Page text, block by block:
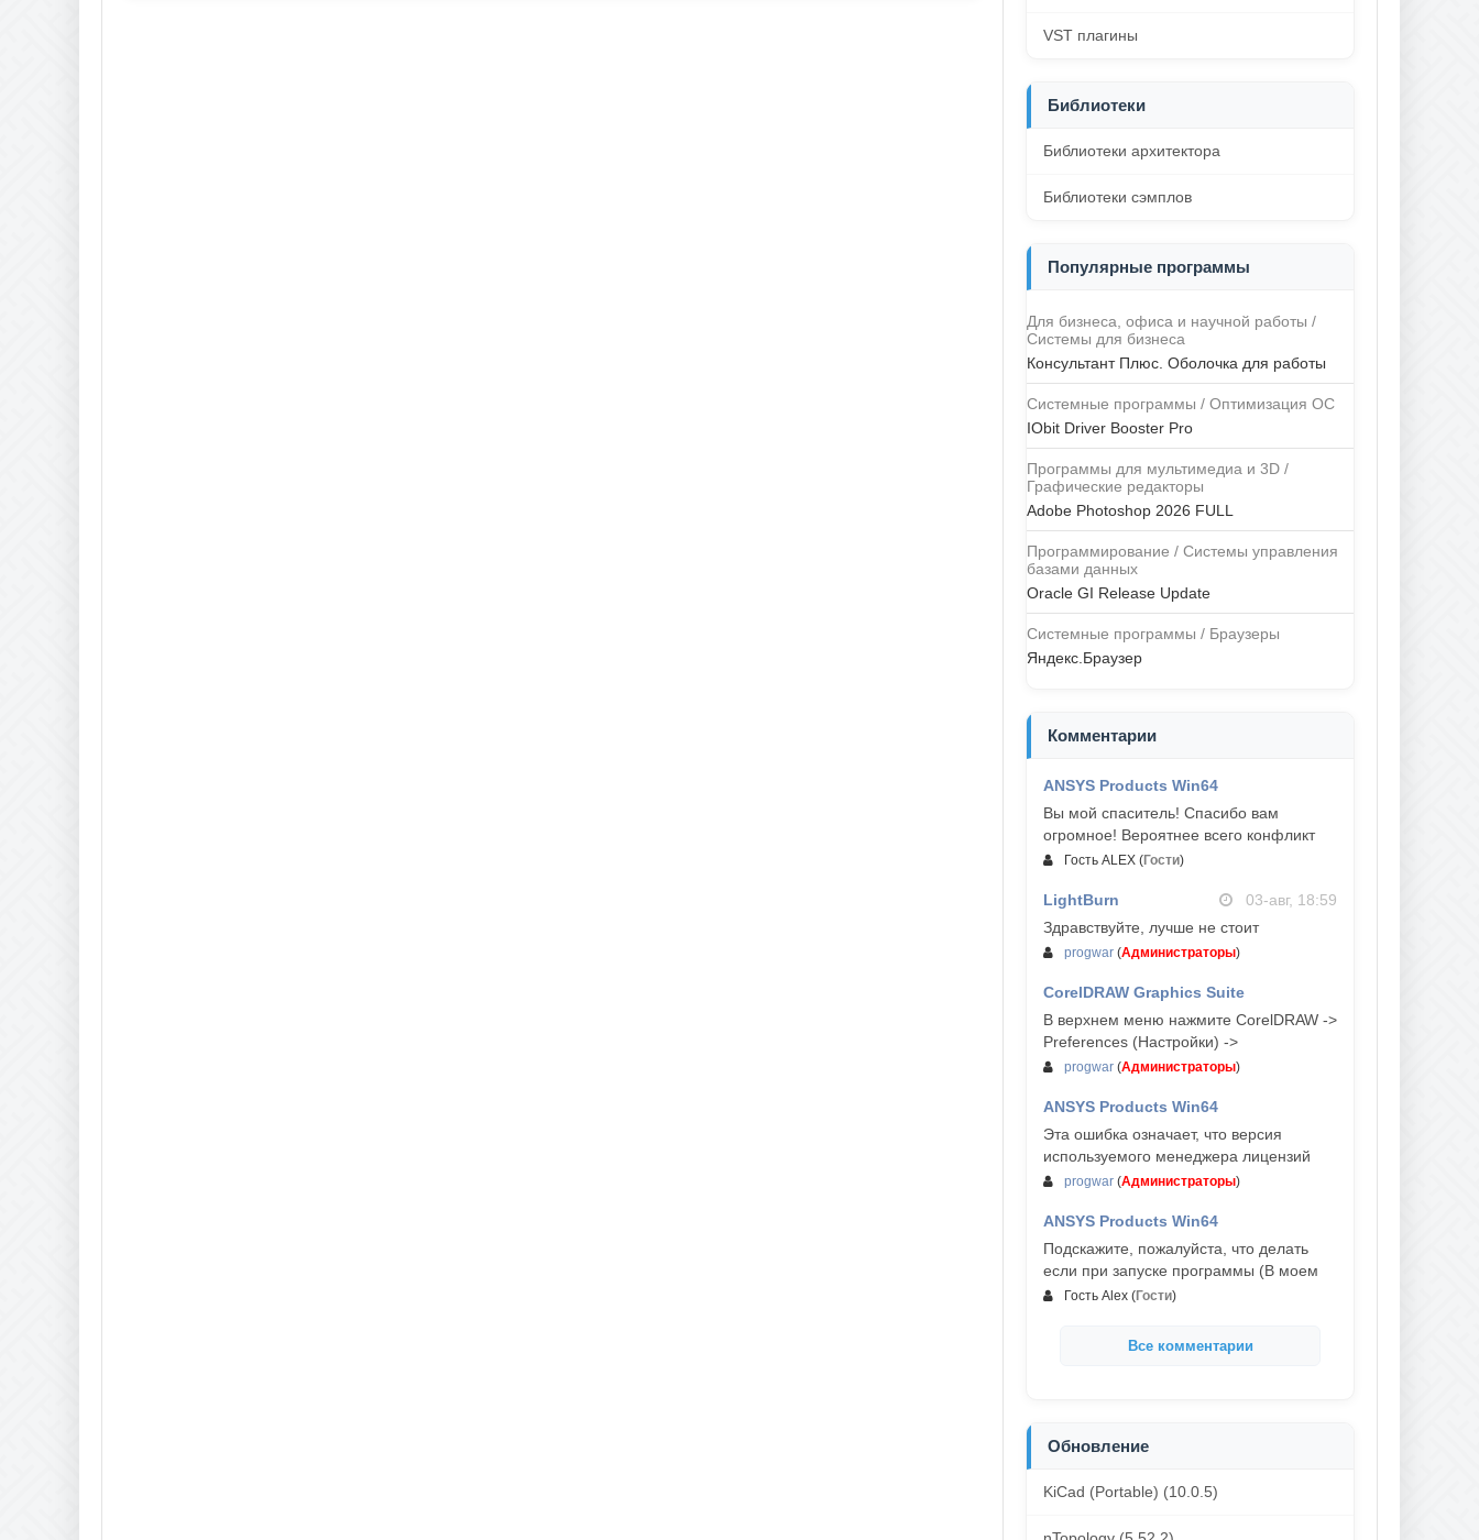
VST плагины
Библиотеки
Библиотеки архитектора
Библиотеки сэмплов
Популярные программы
Для бизнеса, офиса и научной работы /
Системы для бизнеса
Консультант Плюс. Оболочка для работы
Системные программы / Оптимизация ОС
IObit Driver Booster Pro
Программы для мультимедиа и 3D /
Графические редакторы
Adobe Photoshop 2026 FULL
Программирование / Системы управления
базами данных
Oracle GI Release Update
Системные программы / Браузеры
Яндекс.Браузер
Комментарии
ANSYS Products Win64
Вы мой спаситель! Спасибо вам
огромное! Вероятнее всего конфликт
Гость ALEX (Гости)
LightBurn
03-авг, 18:59
Здравствуйте, лучше не стоит
progwar (Администраторы)
CorelDRAW Graphics Suite
03-авг, 18:58
В верхнем меню нажмите CorelDRAW ->
Preferences (Настройки) ->
progwar (Администраторы)
ANSYS Products Win64
Эта ошибка означает, что версия
используемого менеджера лицензий
progwar (Администраторы)
ANSYS Products Win64
Подскажите, пожалуйста, что делать
если при запуске программы (В моем
Гость Alex (Гости)
Все комментарии
Обновление
KiCad (Portable) (10.0.5)